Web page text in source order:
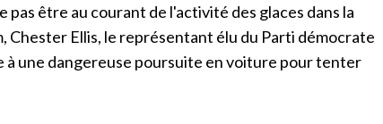
pas être au courant de l'activité des glaces dans la
Chester Ellis, le représentant élu du Parti démocrate
à une dangereuse poursuite en voiture pour tenter